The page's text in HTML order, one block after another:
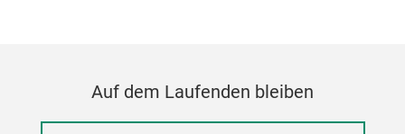
Auf dem Laufenden bleiben